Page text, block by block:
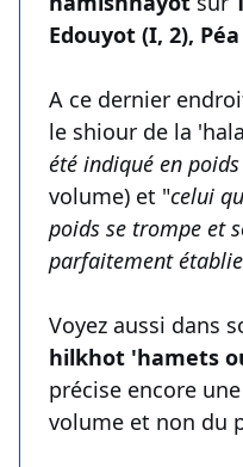
Edouyot (I, 2),
A ce dernier
le shiour de la
été indiqué en
volume) et "celui
poids se trompe et
parfaitement établie
Voyez aussi dans
hilkhot 'hamets
précise encore
volume et non du